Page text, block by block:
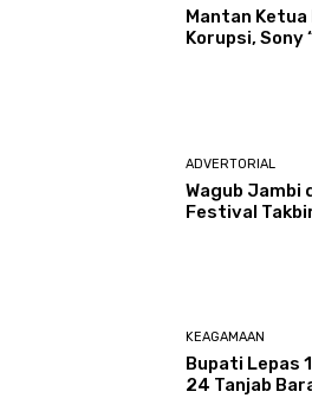
Mantan Ketua
Korupsi, Sony
ADVERTORIAL
Wagub Jambi
Festival
KEAGAMAAN
Bupati Lepas
24 Tanjab